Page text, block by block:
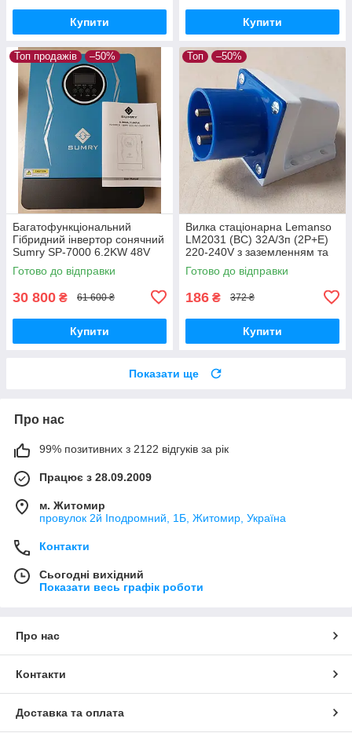
Купити Купити
Топ продажів –50%
Багатофункціональний
Гібридний інвертор сонячний
Sumry SP-7000 6.2KW 48V
ефективне резервне
електропостачання для дому
Готово до відправки
30 800 ₴ 61 600 ₴
Купити
Топ –50%
Вилка стаціонарна Lemanso
LM2031 (ВС) 32А/3п (2Р+Е)
220-240V з заземленням та
захистом IP44 синя
Готово до відправки
186 ₴ 372 ₴
Купити
Показати ще
Про нас
99% позитивних з 2122 відгуків за рік
Працює з 28.09.2009
м. Житомир
провулок 2й Іподромний, 1Б, Житомир, Україна
Контакти
Сьогодні вихідний
Показати весь графік роботи
Про нас
Контакти
Доставка та оплата